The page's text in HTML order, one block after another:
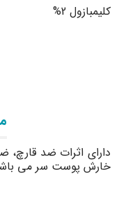
کلیمبازول 2%
دارای اثرات ضد
خارش پوست سر می